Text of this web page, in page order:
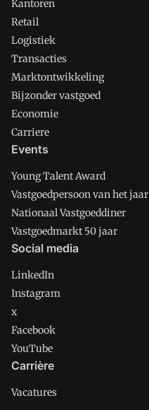
Kantoren
Retail
Logistiek
Transacties
Marktontwikkeling
Bijzonder vastgoed
Economie
Carriere
Events
Young Talent Award
Vastgoedpersoon van het jaar
Nationaal Vastgoeddiner
Vastgoedmarkt 50 jaar
Social media
LinkedIn
Instagram
x
Facebook
YouTube
Carrière
Vacatures